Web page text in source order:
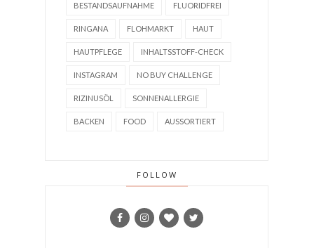
BESTANDSAUFNAHME FLUORIDFREI
RINGANA FLOHMARKT HAUT
HAUTPFLEGE INHALTSSTOFF-CHECK
INSTAGRAM NO BUY CHALLENGE
RIZINUSÖL SONNENALLERGIE
BACKEN FOOD AUSSORTIERT
FOLLOW